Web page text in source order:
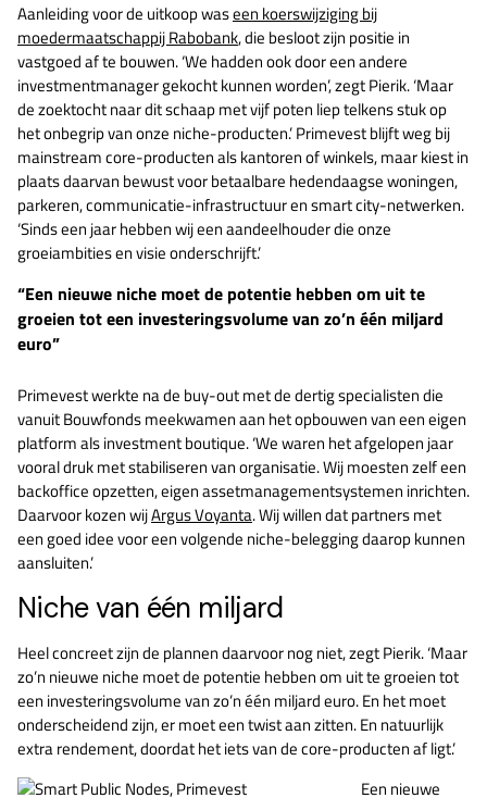
Aanleiding voor de uitkoop waseen koerswijziging bij
moedermaatschappij Rabobank, die besloot zijn positie in
vastgoed af te bouwen. ‘We hadden ook door een andere
investmentmanager gekocht kunnen worden’, zegt Pierik. ‘Maar
de zoektocht naar dit schaap met vijf poten liep telkens stuk op
het onbegrip van onze niche-producten.’ Primevest blijft weg bij
mainstream core-producten als kantoren of winkels, maar kiest in
plaats daarvan bewust voor betaalbare hedendaagse woningen,
parkeren, communicatie-infrastructuur en smart city-netwerken.
‘Sinds een jaar hebben wij een aandeelhouder die onze
groeiambities en visie onderschrijft.’
“Een nieuwe niche moet de potentie hebben om uit te
groeien tot een investeringsvolume van zo’n één miljard
euro”
Primevest werkte na de buy-out met de dertig specialisten die
vanuit Bouwfonds meekwamen aan het opbouwen van een eigen
platform als investment boutique. ‘We waren het afgelopen jaar
vooral druk met stabiliseren van organisatie. Wij moesten zelf een
backoffice opzetten, eigen assetmanagementsystemen inrichten.
Daarvoor kozen wijArgus Voyanta. Wij willen dat partners met
een goed idee voor een volgende niche-belegging daarop kunnen
aansluiten.’
Niche van één miljard
Heel concreet zijn de plannen daarvoor nog niet, zegt Pierik. ‘Maar
zo’n nieuwe niche moet de potentie hebben om uit te groeien tot
een investeringsvolume van zo’n één miljard euro. En het moet
onderscheidend zijn, er moet een twist aan zitten. En natuurlijk
extra rendement, doordat het iets van de core-producten af ligt.’
Een nieuwe